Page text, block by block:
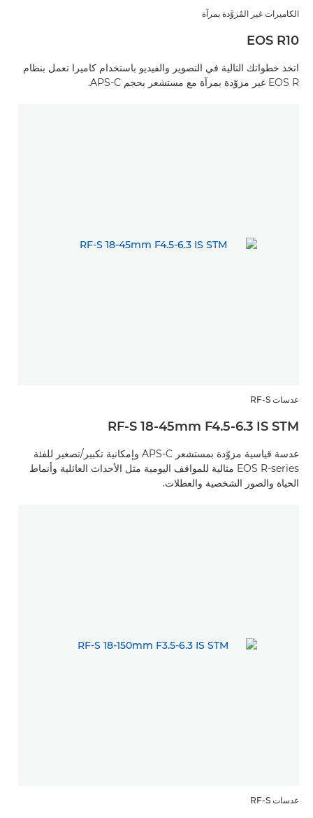
الكاميرات غير المُزوَّدة بمرآة
EOS R10
اتخذ خطواتك التالية في التصوير والفيديو باستخدام كاميرا تعمل بنظام
EOS R غير مزوّدة بمرآة مع مستشعر بحجم APS-C.
عدسات RF-S
RF-S 18-45mm F4.5-6.3 IS STM
عدسة قياسية مزوّدة بمستشعر APS-C وإمكانية تكبير/تصغير للفئة
EOS R-series مثالية للمواقف اليومية مثل الأحداث العائلية وأنماط
الحياة والصور الشخصية والعطلات.
عدسات RF-S